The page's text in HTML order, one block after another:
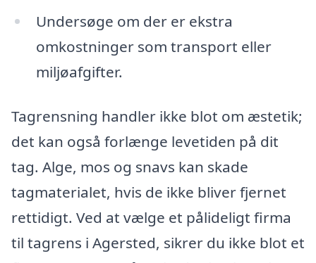
Undersøge om der er ekstra
omkostninger som transport eller
miljøafgifter.
Tagrensning handler ikke blot om æstetik;
det kan også forlænge levetiden på dit
tag. Alge, mos og snavs kan skade
tagmaterialet, hvis de ikke bliver fjernet
rettidigt. Ved at vælge et pålideligt firma
til tagrens i Agersted, sikrer du ikke blot et